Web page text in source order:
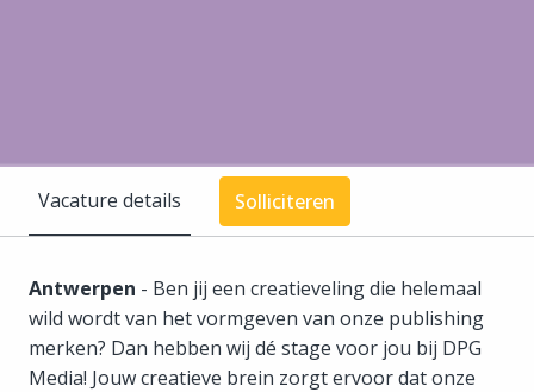
Vacature details Solliciteren
Antwerpen - Ben jij een creatieveling die helemaal
wild wordt van het vormgeven van onze publishing
merken? Dan hebben wij dé stage voor jou bij DPG
Media! Jouw creatieve brein zorgt ervoor dat onze